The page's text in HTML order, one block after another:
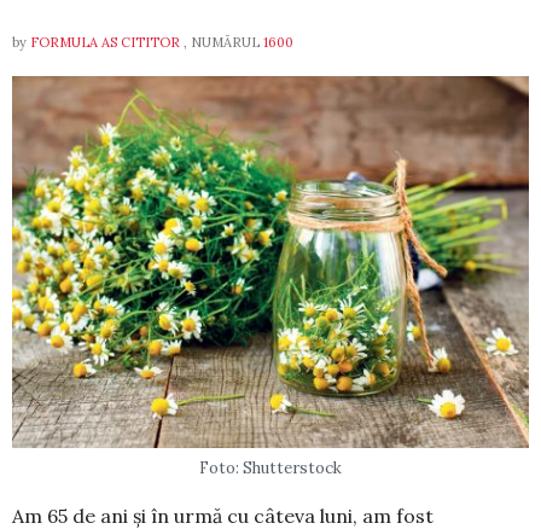
by FORMULA AS CITITOR , NUMĂRUL 1600
Foto: Shutterstock
Am 65 de ani și în urmă cu câteva luni, am fost